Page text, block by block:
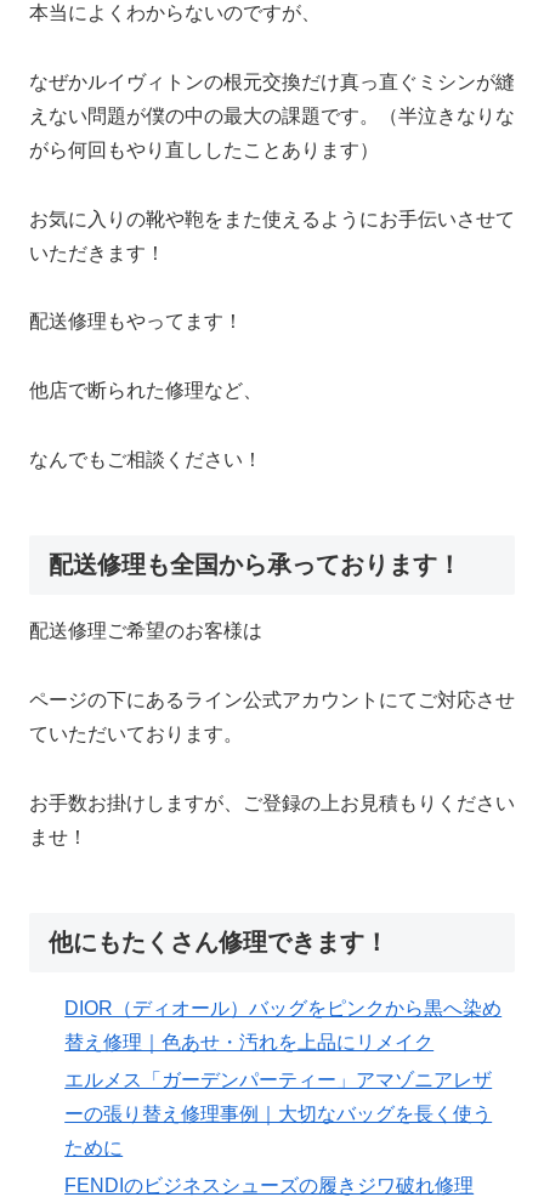
本当によくわからないのですが、
なぜかルイヴィトンの根元交換だけ真っ直ぐミシンが縫
えない問題が僕の中の最大の課題です。（半泣きなりな
がら何回もやり直ししたことあります）
お気に入りの靴や鞄をまた使えるようにお手伝いさせて
いただきます！
配送修理もやってます！
他店で断られた修理など、
なんでもご相談ください！
配送修理も全国から承っております！
配送修理ご希望のお客様は
ページの下にあるライン公式アカウントにてご対応させ
ていただいております。
お手数お掛けしますが、ご登録の上お見積もりください
ませ！
他にもたくさん修理できます！
DIOR（ディオール）バッグをピンクから黒へ染め
替え修理｜色あせ・汚れを上品にリメイク
エルメス「ガーデンパーティー」アマゾニアレザ
ーの張り替え修理事例｜大切なバッグを長く使う
ために
FENDIのビジネスシューズの履きジワ破れ修理